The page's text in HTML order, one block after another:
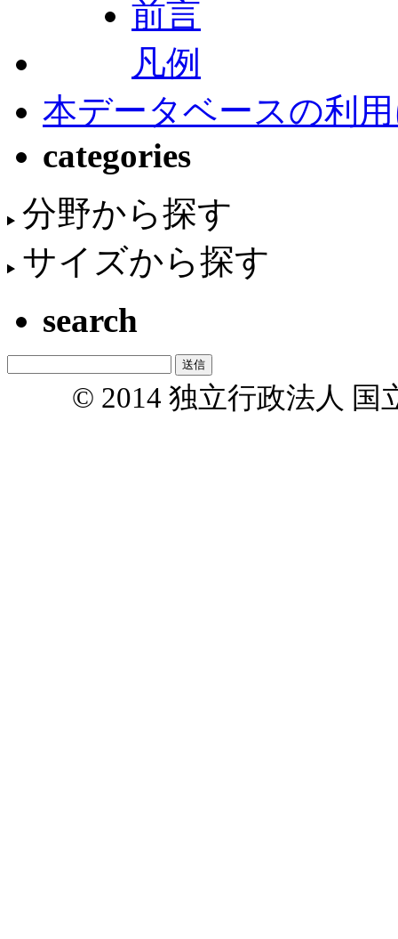
前言
凡例
本データベースの利
categories
分野から探す
サイズから探す
search
© 2014 独立行政法人 国